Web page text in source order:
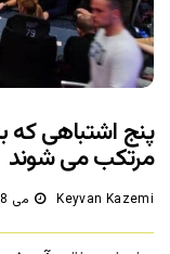
پنج اشتباهی که
مرتکب می شوند
Keyvan Kazemi می 8, 2020